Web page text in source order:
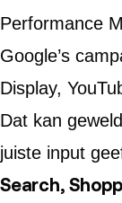
Performance
Google’s
Display,
Dat kan
juiste input
Search,